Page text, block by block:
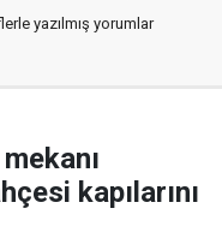
yazılmış yorumlar
kapılarını